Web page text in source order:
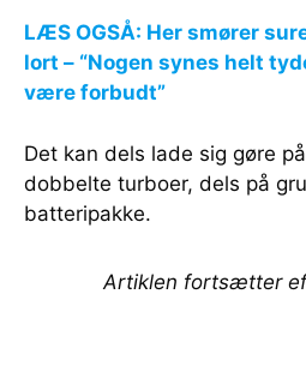
LÆS OGSÅ: Her smører
lort – “Nogen synes helt
være forbudt”
Det kan dels lade sig gøre
dobbelte turboer, dels på
batteripakke.
Artiklen fortsætter